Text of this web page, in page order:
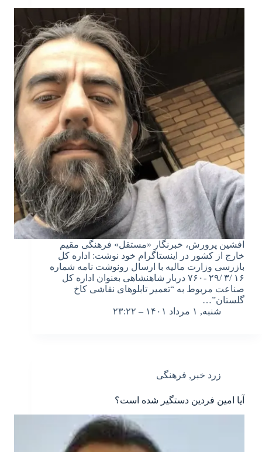
افشین پرورش، خبرنگار «مستقل» فرهنگی مقیم
خارج از کشور در اینستاگرام خود نوشت: اداره کل
بازرسی وزارت مالیه با ارسال رونوشت نامه شماره
۱۶ /۳ /۲۹ -۷۶۰ دربار شاهنشاهی بعنوان اداره کل
صناعت مربوط به “تعمیر تابلوهای نقاشی کاخ
گلستان”…
شنبه, ۱ مرداد ۱۴۰۱ – ۲۳:۲۲
زرد خبر , فرهنگی
آیا امین فردین دستگیر شده است؟